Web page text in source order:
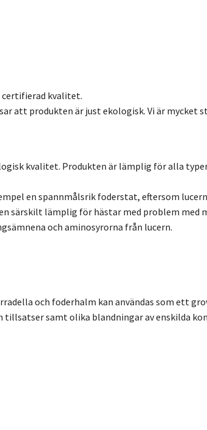
certifierad kvalitet.
att produkten är just ekologisk. Vi är mycket
kvalitet. Produkten är lämplig för alla
en spannmålsrik foderstat, eftersom
särskilt lämplig för hästar med problem med
och aminosyrorna från lucern.
och foderhalm kan användas som ett
samt olika blandningar av enskilda